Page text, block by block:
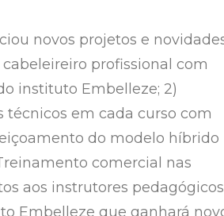
novos projetos e
cabeleireiro profissional com
instituto Embelleze; 2)
em cada curso com
do modelo híbrido
comercial nas
aos instrutores
Embelleze que ganhará